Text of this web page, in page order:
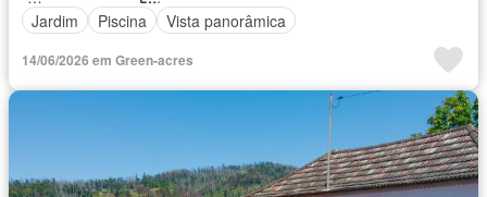
Jardim
Piscina Vista panorâmica
14/06/2026 em Green-acres